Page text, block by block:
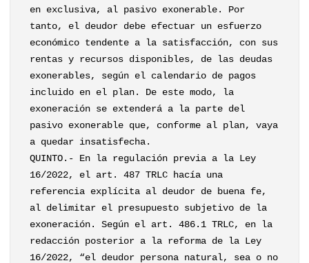
en exclusiva, al pasivo exonerable. Por
tanto, el deudor debe efectuar un esfuerzo
económico tendente a la satisfacción, con sus
rentas y recursos disponibles, de las deudas
exonerables, según el calendario de pagos
incluido en el plan. De este modo, la
exoneración se extenderá a la parte del
pasivo exonerable que, conforme al plan, vaya
a quedar insatisfecha.
QUINTO.- En la regulación previa a la Ley
16/2022, el art. 487 TRLC hacía una
referencia explícita al deudor de buena fe,
al delimitar el presupuesto subjetivo de la
exoneración. Según el art. 486.1 TRLC, en la
redacción posterior a la reforma de la Ley
16/2022, “el deudor persona natural, sea o no